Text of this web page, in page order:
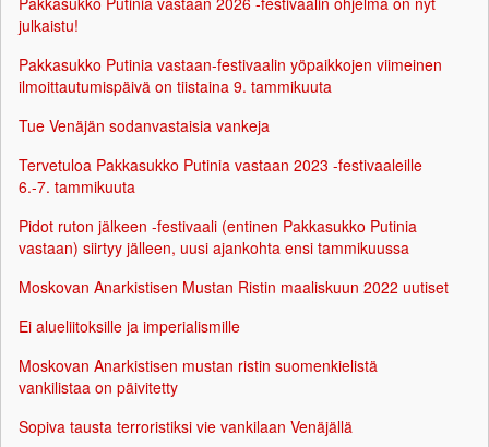
julkaistu!
Pakkasukko Putinia vastaan-festivaalin yöpaikkojen viimeinen
ilmoittautumispäivä on tiistaina 9. tammikuuta
Tue Venäjän sodanvastaisia vankeja
Tervetuloa Pakkasukko Putinia vastaan 2023 -festivaaleille
6.-7. tammikuuta
Pidot ruton jälkeen -festivaali (entinen Pakkasukko Putinia
vastaan) siirtyy jälleen, uusi ajankohta ensi tammikuussa
Moskovan Anarkistisen Mustan Ristin maaliskuun 2022 uutiset
Ei alueliitoksille ja imperialismille
Moskovan Anarkistisen mustan ristin suomenkielistä
vankilistaa on päivitetty
Sopiva tausta terroristiksi vie vankilaan Venäjällä